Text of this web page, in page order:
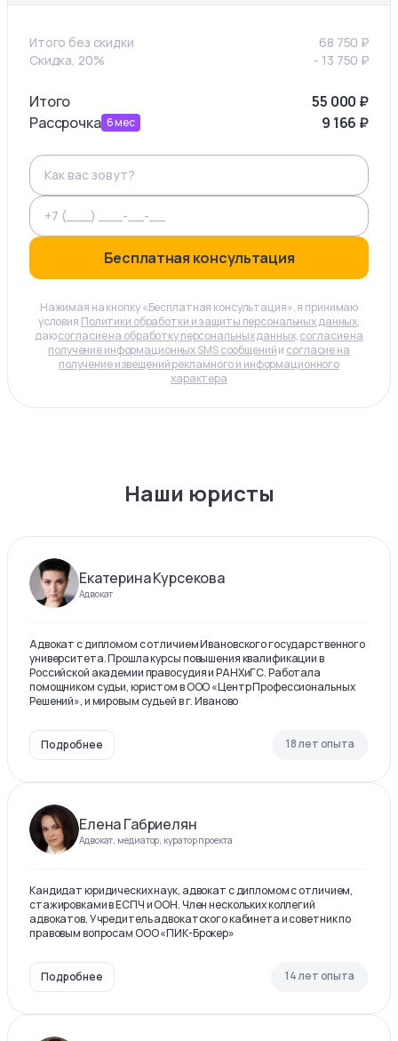
Итого без скидки 68 750 ₽
Скидка, 20%
- 13 750 ₽
Итого 55 000 ₽
Рассрочка 6мес 9 166 ₽
Бесплатная консультация
Нажимая на кнопку «Бесплатная консультация», я принимаю
условия Политики обработки и защиты персональных данных,
даюсогласие на обработку персональных данных,согласие на
получение информационных SMS сообщенийи согласие на
получение извещений рекламного и информационного
характера
Наши юристы
Екатерина Курсекова
Адвокат
Адвокат с дипломом с отличием Ивановского государственного
университета. Прошла курсы повышения квалификации в
Российской академии правосудия и РАНХиГС. Работала
помощником судьи, юристом в ООО «Центр Профессиональных
Решений», и мировым судьей в г. Иваново
Подробнее 18 лет опыта
Елена Габриелян
Адвокат, медиатор, куратор проекта
Кандидат юридических наук, адвокат с дипломом с отличием,
стажировками в ЕСПЧ и ООН. Член нескольких коллегий
адвокатов. Учредитель адвокатского кабинета и советник по
правовым вопросам ООО «ПИК-Брокер»
Подробнее 14 лет опыта